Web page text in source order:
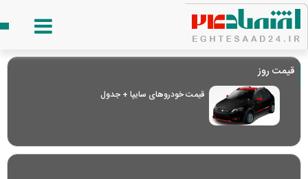
قیمت روز
قیمت خودرو‌های سایپا + جدول